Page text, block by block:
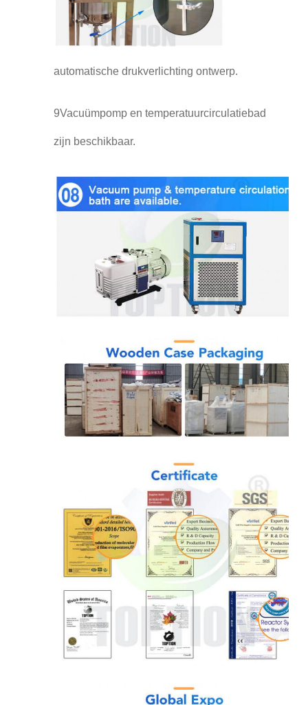
automatische drukverlichting ontwerp.
9Vacuümpomp en temperatuurcirculatiebad
zijn beschikbaar.